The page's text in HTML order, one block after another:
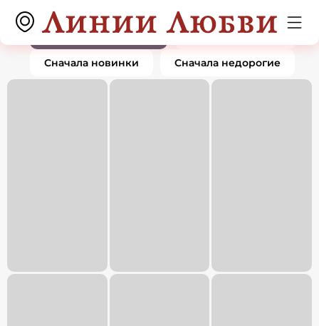
Крестики0 товаров
По популярности
Сначала дорогие
Сначала новинки Сначала недорогие